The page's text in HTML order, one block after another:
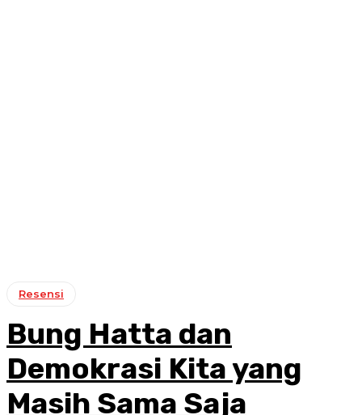
Resensi
Bung Hatta dan
Demokrasi Kita yang
Masih Sama Saja